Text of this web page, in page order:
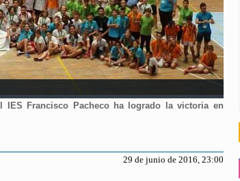
Francisco Pacheco ha logrado la victoria en
29 de junio de 2016, 23:00